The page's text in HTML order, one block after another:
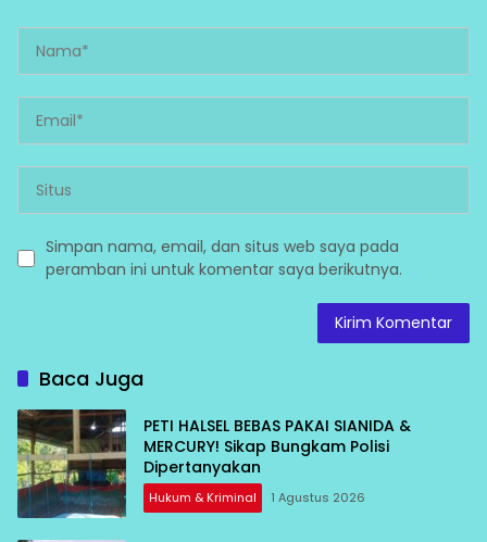
Simpan nama, email, dan situs web saya pada
peramban ini untuk komentar saya berikutnya.
Baca Juga
PETI HALSEL BEBAS PAKAI SIANIDA &
MERCURY! Sikap Bungkam Polisi
Dipertanyakan
Hukum & Kriminal 1 Agustus 2026